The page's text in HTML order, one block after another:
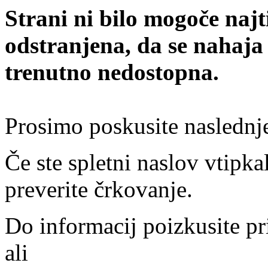
Strani ni bilo mogoče
odstranjena, da se
trenutno nedostopna.
Prosimo poskusite
Če ste spletni naslov
preverite črkovanje.
Do informacij poizkusite
ali